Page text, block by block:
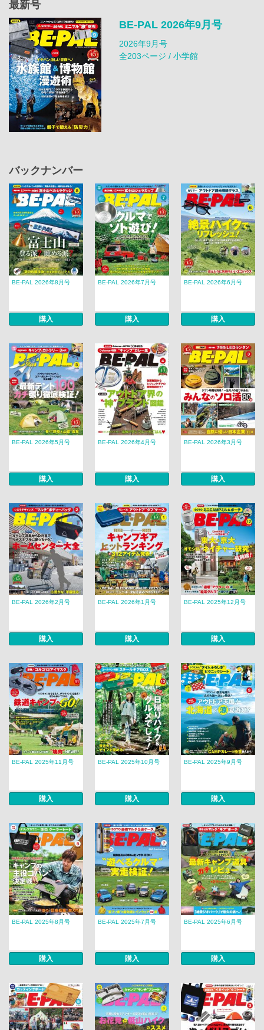
最新号
BE-PAL 2026年9月号
2026年9月号
全203ページ / 小学館
バックナンバー
BE-PAL 2026年8月号
購入
BE-PAL 2026年7月号
購入
BE-PAL 2026年6月号
購入
BE-PAL 2026年5月号
購入
BE-PAL 2026年4月号
購入
BE-PAL 2026年3月号
購入
BE-PAL 2026年2月号
購入
BE-PAL 2026年1月号
購入
BE-PAL 2025年12月号
購入
BE-PAL 2025年11月号
購入
BE-PAL 2025年10月号
購入
BE-PAL 2025年9月号
購入
BE-PAL 2025年8月号
購入
BE-PAL 2025年7月号
購入
BE-PAL 2025年6月号
購入